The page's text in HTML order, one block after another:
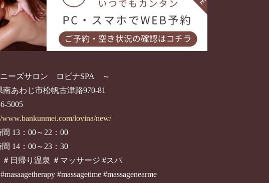
ーズサロン ロビナSPA ～
南あわじ市松帆古津路970-81
5005
www.bankunmei.com/lovina/new/
13：00～22：00
14：00～23：30
＃日帰り温泉 ＃マッサージ #スパ
#massagetime #massagenearme